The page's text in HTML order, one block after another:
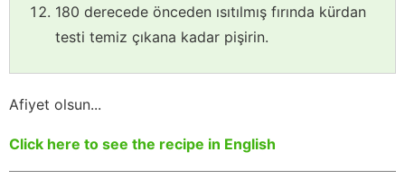
180 derecede önceden ısıtılmış fırında kürdan
testi temiz çıkana kadar pişirin.
Afiyet olsun...
Click here to see the recipe in English